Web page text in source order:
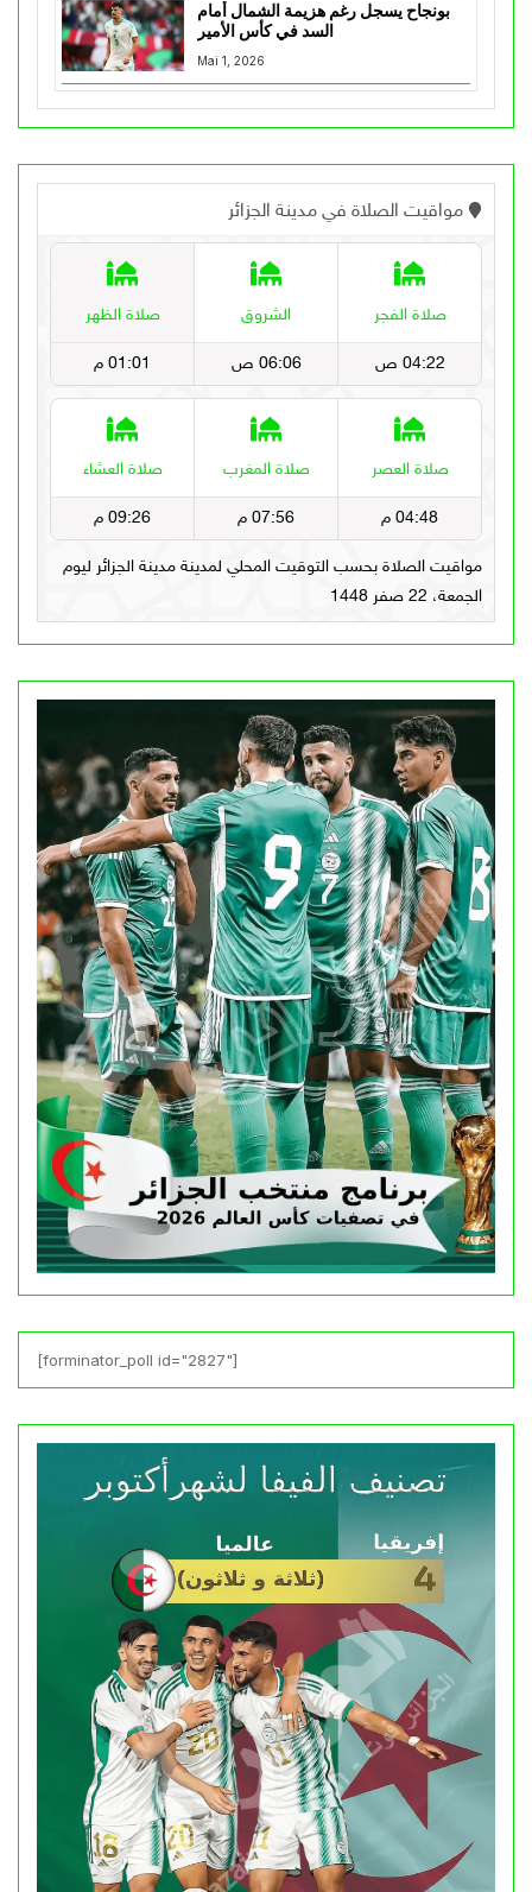
بونجاح يسجل رغم هزيمة الشمال أمام
السد في كأس الأمير
Mai 1, 2026
[forminator_poll id="2827"]